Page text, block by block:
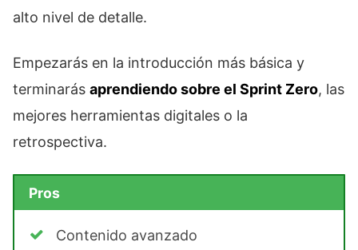
alto nivel de detalle.
Empezarás en la introducción más básica y
terminarás aprendiendo sobre el Sprint Zero, las
mejores herramientas digitales o la
retrospectiva.
Pros
Contenido avanzado